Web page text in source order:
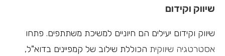
שיווק וקידום
שיווק וקידום יעילים הם חיוניים למשיכת משתתפים. פתחו
אסטרטגיה שיווקית הכוללת שילוב של קמפיינים בדוא"ל,